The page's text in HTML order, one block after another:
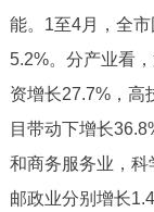
绿色北京
多语种
ENGLISH
DEUTSCH
能。1至4月，全
5.2%。分产业看
资增长27.7%，高
目带动下增长
和商务服务业，
邮政业分别增长